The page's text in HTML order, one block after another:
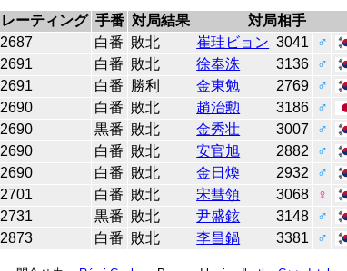
レーティング 手番 対局結果 対局相手
2687 白番 敗北 崔珪ビョン 3041 ♂
2691 白番 敗北 徐奉洙 3136 ♂
2691 白番 勝利 金東勉 2769 ♂
2690 白番 敗北 趙治勲 3186 ♂
2690 黒番 敗北 金秀壮 3007 ♂
2690 白番 敗北 安官旭 2882 ♂
2690 白番 敗北 金日煥 2932 ♂
2701 白番 敗北 宋彗領 3068 ♀
2731 黒番 敗北 尹盛鉉 3148 ♂
2873 白番 敗北 李昌鍋 3381 ♂